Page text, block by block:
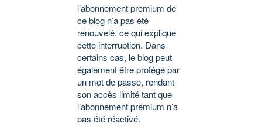
l’abonnement premium de
ce blog n’a pas été
renouvelé, ce qui explique
cette interruption. Dans
certains cas, le blog peut
également être protégé par
un mot de passe, rendant
son accès limité tant que
l’abonnement premium n’a
pas été réactivé.